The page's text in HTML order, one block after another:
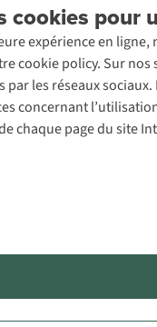
cookies pour
expérience en
cookie policy. Sur
par les réseaux
concernant
chaque page du site